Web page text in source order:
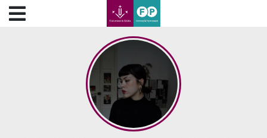
???label.access.jump.content???
???label.access.jump.header???
???label.access.jump.footer???
???label.access.jump.menu???